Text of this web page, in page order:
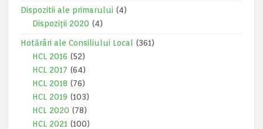
Dispozitii ale primarului (4)
Dispoziții 2020 (4)
Hotărâri ale Consiliului Local
(361)
HCL 2016 (52)
HCL 2017 (64)
HCL 2018 (76)
HCL 2019 (103)
HCL 2020 (78)
HCL 2021 (100)